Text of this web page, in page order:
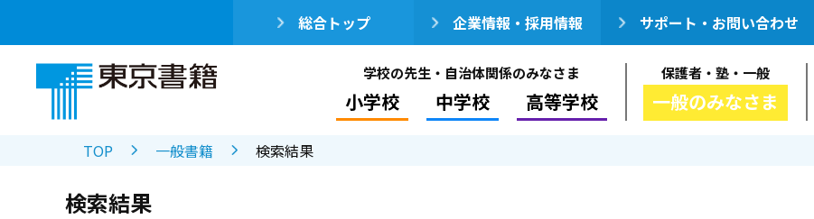
総合トップ 企業情報・採用情報 サポート・お問い合わせ
学校の先生・自治体関係のみなさま
小学校 中学校 高等学校
保護者・塾・一般
一般のみなさま
TOP 一般書籍 検索結果
検索結果